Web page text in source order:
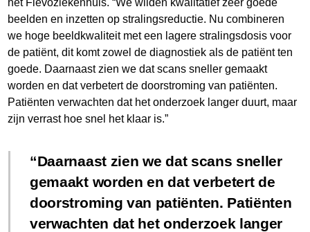
het Flevoziekenhuis. “We wilden kwalitatief zeer goede
beelden en inzetten op stralingsreductie. Nu combineren
we hoge beeldkwaliteit met een lagere stralingsdosis voor
de patiënt, dit komt zowel de diagnostiek als de patiënt ten
goede. Daarnaast zien we dat scans sneller gemaakt
worden en dat verbetert de doorstroming van patiënten.
Patiënten verwachten dat het onderzoek langer duurt, maar
zijn verrast hoe snel het klaar is.”
Daarnaast zien we dat scans sneller
gemaakt worden en dat verbetert de
doorstroming van patiënten. Patiënten
verwachten dat het onderzoek langer